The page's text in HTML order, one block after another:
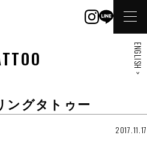
ングタトゥー
2017.11.17
ENGLISH >